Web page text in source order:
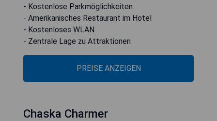
- Kostenlose Parkmöglichkeiten
- Amerikanisches Restaurant im Hotel
- Kostenloses WLAN
- Zentrale Lage zu Attraktionen
PREISE ANZEIGEN
Chaska Charmer